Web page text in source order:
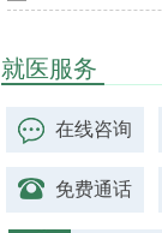
就医服务
在线咨询
免费通话